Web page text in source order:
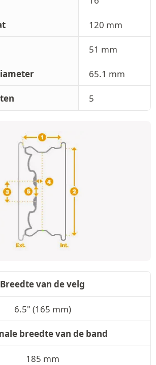
120 mm
51 mm
65.1 mm
5
Breedte van de velg
6.5" (165 mm)
breedte van de band
185 mm